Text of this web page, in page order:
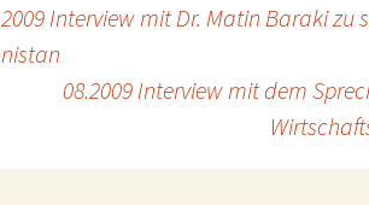
Interview mit Dr. Matin Baraki zu
08.2009 Interview mit dem